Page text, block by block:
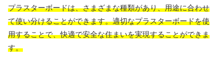
プラスターボードは、さまざまな種類があり、用途に合わせ
て使い分けることができます。適切なプラスターボードを使
用することで、快適で安全な住まいを実現することができま
す。